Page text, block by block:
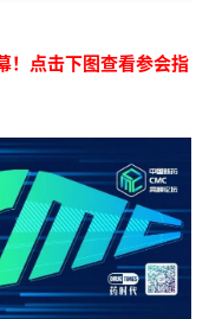
！点击下图查看参会指